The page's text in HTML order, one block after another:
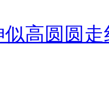
高圆圆走